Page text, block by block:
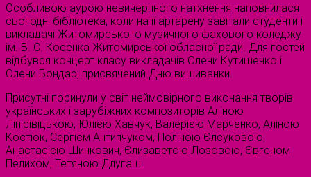
Особливою аурою невичерпного натхнення наповнилася
сьогодні бібліотека, коли на її артарену завітали студенти і
викладачі Житомирського музичного фахового коледжу
ім. В. С. Косенка Житомирської обласної ради. Для гостей
відбувся концерт класу викладачів Олени Кутишенко і
Олени Бондар, присвячений Дню вишиванки.
Присутні поринули у світ неймовірного виконання творів
українських і зарубіжних композиторів Аліною
Ліпісівіцькою, Юлією Хавчук, Валерією Марченко, Аліною
Костюк, Сергієм Антипчуком, Поліною Єлсуковою,
Анастасією Шинкович, Єлизаветою Лозовою, Євгеном
Пелихом, Тетяною Длугаш.